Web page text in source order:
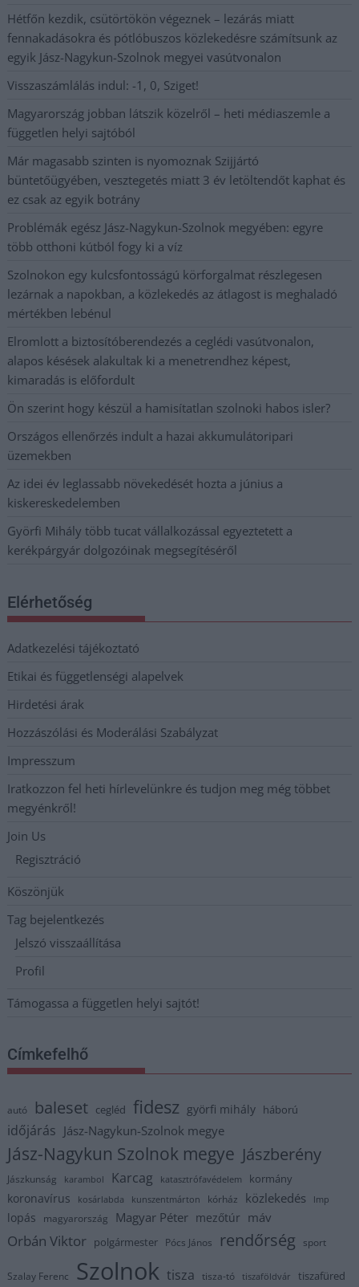
Hétfőn kezdik, csütörtökön végeznek – lezárás miatt
fennakadásokra és pótlóbuszos közlekedésre számítsunk az
egyik Jász-Nagykun-Szolnok megyei vasútvonalon
Visszaszámlálás indul: -1, 0, Sziget!
Magyarország jobban látszik közelről – heti médiaszemle a
független helyi sajtóból
Már magasabb szinten is nyomoznak Szijjártó
büntetőügyében, vesztegetés miatt 3 év letöltendőt kaphat és
ez csak az egyik botrány
Problémák egész Jász-Nagykun-Szolnok megyében: egyre
több otthoni kútból fogy ki a víz
Szolnokon egy kulcsfontosságú körforgalmat részlegesen
lezárnak a napokban, a közlekedés az átlagost is meghaladó
mértékben lebénul
Elromlott a biztosítóberendezés a ceglédi vasútvonalon,
alapos késések alakultak ki a menetrendhez képest,
kimaradás is előfordult
Ön szerint hogy készül a hamisítatlan szolnoki habos isler?
Országos ellenőrzés indult a hazai akkumulátoripari
üzemekben
Az idei év leglassabb növekedését hozta a június a
kiskereskedelemben
Györfi Mihály több tucat vállalkozással egyeztetett a
kerékpárgyár dolgozóinak megsegítéséről
Elérhetőség
Adatkezelési tájékoztató
Etikai és függetlenségi alapelvek
Hirdetési árak
Hozzászólási és Moderálási Szabályzat
Impresszum
Iratkozzon fel heti hírlevelünkre és tudjon meg még többet
megyénkről!
Join Us
Regisztráció
Köszönjük
Tag bejelentkezés
Jelszó visszaállítása
Profil
Támogassa a független helyi sajtót!
Címkefelhő
autó baleset cegléd fidesz györfi mihály háború
időjárás Jász-Nagykun-Szolnok megye
Jász-Nagykun Szolnok megye Jászberény
Jászkunság karambol Karcag katasztrófavédelem kormány
koronavírus kosárlabda kunszentmárton kórház közlekedés lmp
lopás magyarország Magyar Péter mezőtúr máv
Orbán Viktor polgármester Pócs János rendőrség sport
Szalay Ferenc Szolnok tisza tisza-tó tiszaföldvár tiszafüred